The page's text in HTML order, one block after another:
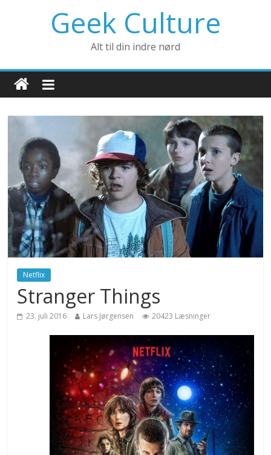
Geek Culture
Alt til din indre nørd
Netflix
Stranger Things
23. juli 2016 Lars Jørgensen 20423 Læsninger